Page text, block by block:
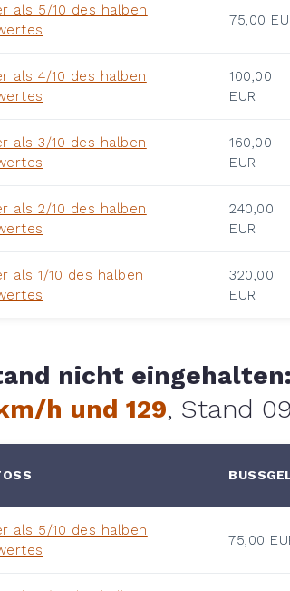
als 5/10 des halben
75,00
als 4/10 des halben
100,00
EUR
als 3/10 des halben
160,00
EUR
als 2/10 des halben
240,00
EUR
als 1/10 des halben
320,00
EUR
nicht
h und 129, Stand
als 5/10 des halben
75,00